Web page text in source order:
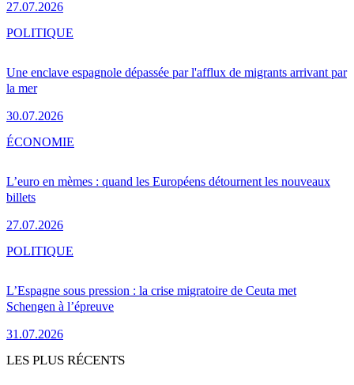
27.07.2026
Une enclave espagnole dépassée par l'afflux de migrants arrivant par
la mer
30.07.2026
POLITIQUE
L’euro en mèmes : quand les Européens détournent les nouveaux
billets
27.07.2026
ÉCONOMIE
L’Espagne sous pression : la crise migratoire de Ceuta met
Schengen à l’épreuve
31.07.2026
POLITIQUE
LES PLUS RÉCENTS